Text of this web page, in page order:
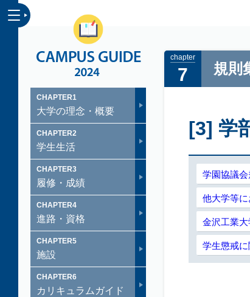
7 規則
[3] 学
学園協議会
他大学等
金沢工業
学生懲戒
CAMPUS
CHAPTER1
大学の理念・概要
CHAPTER2
学生生活
CHAPTER3
履修・成績
CHAPTER4
進路・資格
CHAPTER5
施設
CHAPTER6
カリキュラムガイド